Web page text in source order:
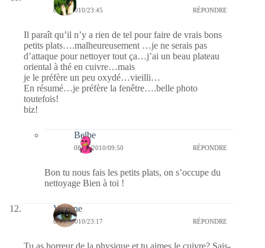
07/02/2010/23:45 RÉPONDRE
Il paraît qu’il n’y a rien de tel pour faire de vrais bons
petits plats….malheureusement …je ne serais pas
d’attaque pour nettoyer tout ça…j’ai un beau plateau
oriental à thé en cuivre…mais
je le préfère un peu oxydé…vieilli…
En résumé…je préfère la fenêtre….belle photo
toutefois!
biz!
Belbe
08/02/2010/09:50 RÉPONDRE
Bon tu nous fais les petits plats, on s’occupe du
nettoyage Bien à toi !
Viviane
07/02/2010/23:17 RÉPONDRE
Tu as horreur de la physique et tu aimes le cuivre? Sais-